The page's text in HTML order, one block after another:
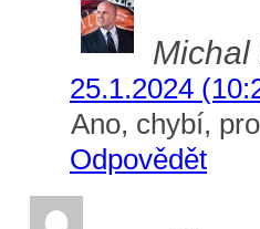
Michal
25.1.2024
Ano, chybí,
Odpovědět